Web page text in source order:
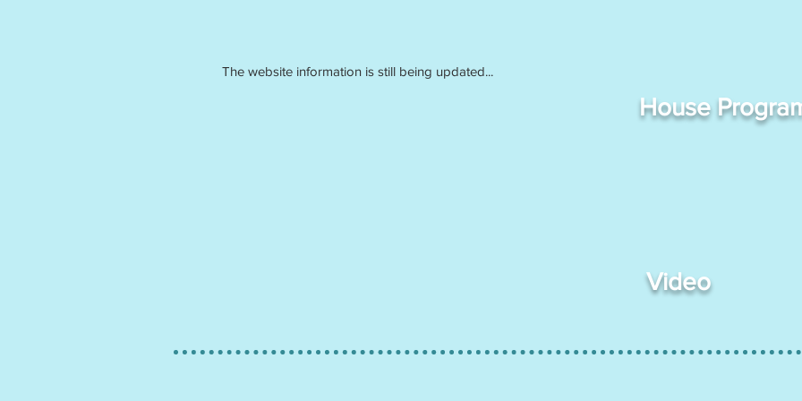
The website information is still being updated...
House
Video